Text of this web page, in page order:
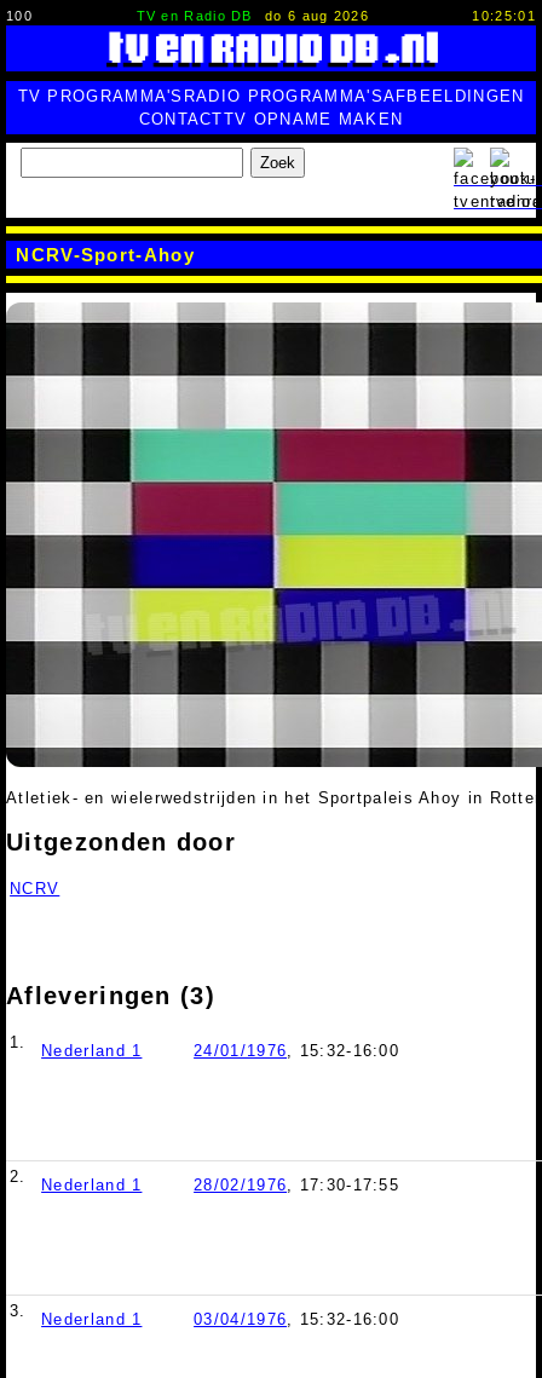
100 TV en Radio DB do 6 aug 2026 10:25:02
TV PROGRAMMA'S RADIO PROGRAMMA'SAFBEELDINGEN
CONTACTTV OPNAME MAKEN
Zoek
NCRV-Sport-Ahoy
Atletiek- en wielerwedstrijden in het Sportpaleis Ahoy in
Uitgezonden door
NCRV
Afleveringen (3)
1. Nederland 1 24/01/1976 , 15:32-16:00
2. Nederland 1 28/02/1976 , 17:30-17:55
3. Nederland 1 03/04/1976 , 15:32-16:00